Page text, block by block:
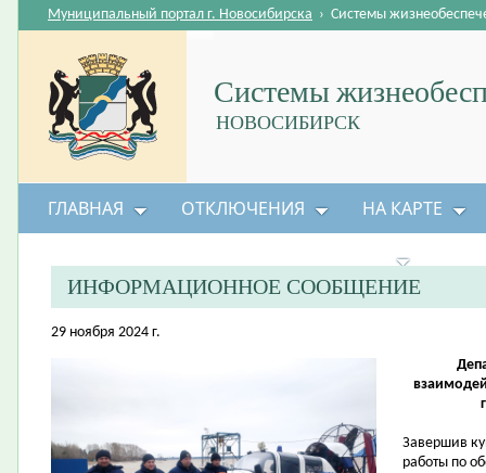
Системы
НОВОСИБИРСК
Муниципальный портал г. Новосибирска › Системы
ГЛАВНАЯ ОТКЛЮЧЕНИЯ НА КАРТЕ
ИНФОРМАЦИОННОЕ СООБЩЕНИЕ
29 ноября 2024 г.
Завершив
работы по